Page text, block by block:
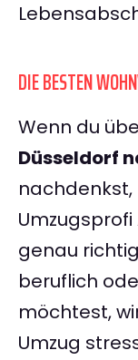
DIE BESTEN
Wenn du
Düsseldorf
nachdenkst,
genau
beruflich
möchtest,
Umzug